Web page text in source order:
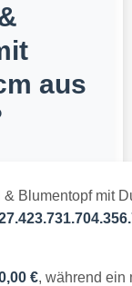
aus
Blumentopf mit
€, während ein